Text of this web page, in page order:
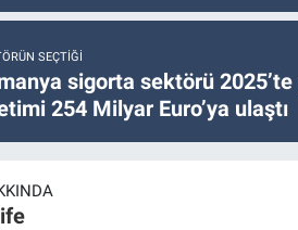
SEÇTIĞI
sigorta sektörü
254 Milyar Euro’ya ulaştı